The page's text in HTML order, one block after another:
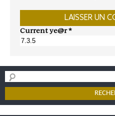
Current ye@r*